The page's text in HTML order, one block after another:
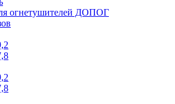
огнетушителей ДОПОГ